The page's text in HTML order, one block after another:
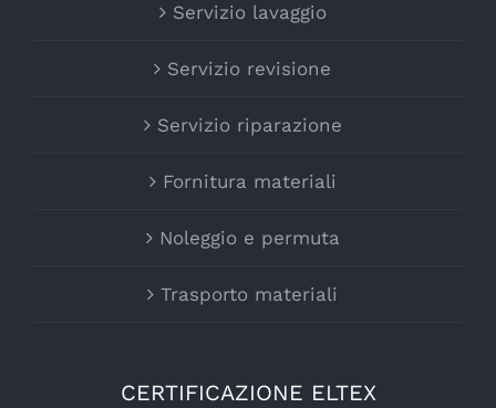
Servizio lavaggio
Servizio revisione
Servizio riparazione
Fornitura materiali
Noleggio e permuta
Trasporto materiali
CERTIFICAZIONE ELTEX